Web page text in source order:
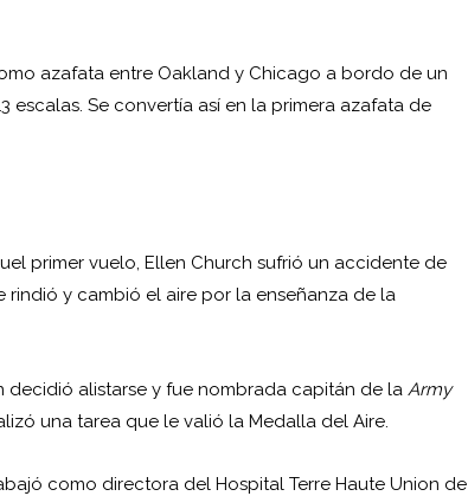
azafata entre Oakland y Chicago a bordo de un
escalas. Se convertía así en la primera azafata de
primer vuelo, Ellen Church sufrió un accidente de
y cambió el aire por la enseñanza de la
decidió alistarse y fue nombrada capitán de la Army
una tarea que le valió la Medalla del Aire.
como directora del Hospital Terre Haute Union de